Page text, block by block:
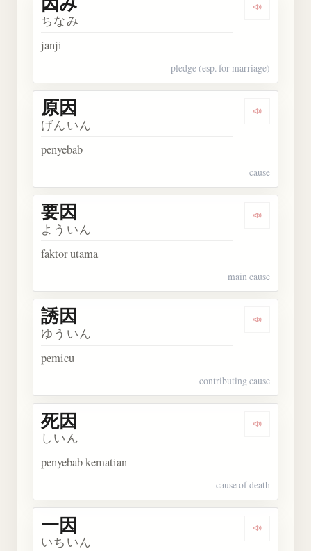
Dengarkan
ちなみ
janji
pledge (esp. for marriage)
Dengarkan
原因
げんいん
penyebab
cause
Dengarkan
要因
よういん
faktor utama
main cause
Dengarkan
誘因
ゆういん
pemicu
contributing cause
Dengarkan
死因
しいん
penyebab kematian
cause of death
Dengarkan
一因
いちいん